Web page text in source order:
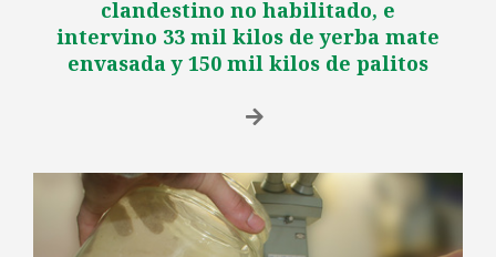
clandestino no habilitado, e
intervino 33 mil kilos de yerba mate
envasada y 150 mil kilos de palitos